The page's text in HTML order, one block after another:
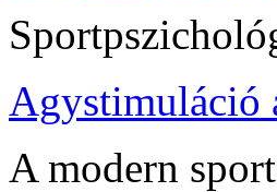
Agystimuláció
A modern